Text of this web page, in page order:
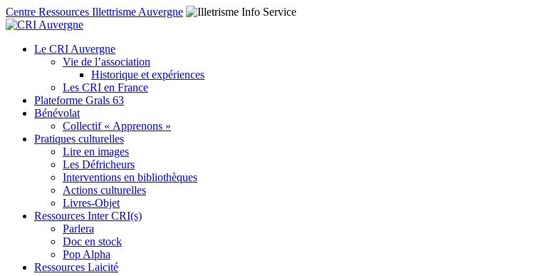
Centre Ressources Illettrisme Auvergne
Le CRI Auvergne
Vie de l’association
Historique et expériences
Les CRI en France
Plateforme Grals 63
Bénévolat
Collectif « Apprenons »
Pratiques culturelles
Lire en images
Les Défricheurs
Interventions en bibliothèques
Actions culturelles
Livres-Objet
Ressources Inter CRI(s)
Parlera
Doc en stock
Pop Alpha
Ressources Laicité